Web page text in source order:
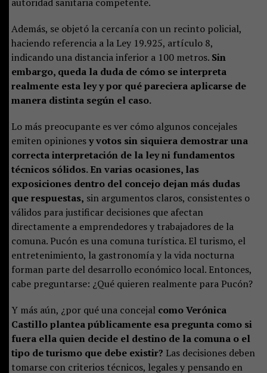
Además, se objetó la cercanía con un recinto policial,
haciendo referencia a la Ley 19.925, artículo 8,
indicando una distancia inferior a 100 metros. Sin
embargo, queda la duda de cómo se interpreta
realmente esta ley y por qué pareciera aplicarse de
manera distinta según el caso.
Lo más preocupante es ver cómo algunos concejales
emiten opinionesy votos sin siquiera demostrar una
correcta interpretación de la ley ni fundamentos
técnicos sólidos. En varias ocasiones, las
exposiciones dentro del concejo dejan más dudas
que respuestas, sin argumentos claros, consistentes o
válidos para justificar decisiones que afectan
directamente a emprendedores y trabajadores de la
comuna. Pucón es una comuna turística. El turismo, el
entretenimiento, la gastronomía y la vida nocturna
forman parte del desarrollo económico local. Entonces,
cabe preguntarse: ¿Qué quieren realmente para Pucón?
Y más aún, ¿por qué una concejal como Verónica
Castillo plantea públicamente esa pregunta como si
fuera ella quien decide el destino de la comuna o el
tipo de turismo que debe existir? Las decisiones deben
tomarse con criterios técnicos, legales y pensando en